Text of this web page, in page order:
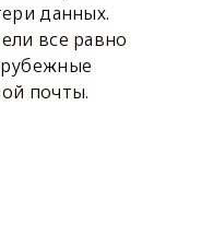
данных.
все равно
почты.